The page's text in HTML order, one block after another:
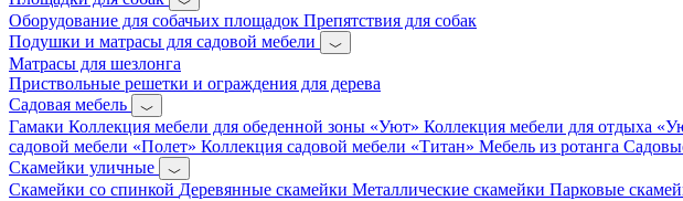
Оборудование для собачьих площадок Препятствия для собак
Подушки и матрасы для садовой мебели
Матрасы для шезлонга
Приствольные решетки и ограждения для дерева
Садовая мебель
Гамаки Коллекция мебели для обеденной зоны «Уют» Коллекция мебели для отдыха
садовой мебели «Полет» Коллекция садовой мебели «Титан» Мебель из ротанга
Скамейки уличные
Скамейки со спинкой Деревянные скамейки Металлические скамейки Парковые